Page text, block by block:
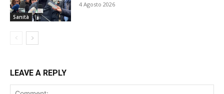
Sanità
4 Agosto 2026
LEAVE A REPLY